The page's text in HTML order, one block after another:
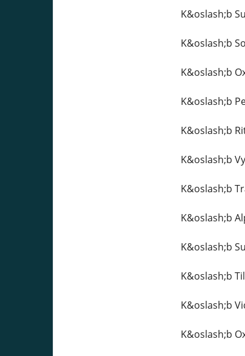
K&oslash;b
K&oslash;b
K&oslash;b
K&oslash;b
K&oslash;b
K&oslash;b
K&oslash;b
K&oslash;b
K&oslash;b
K&oslash;b
K&oslash;b
K&oslash;b